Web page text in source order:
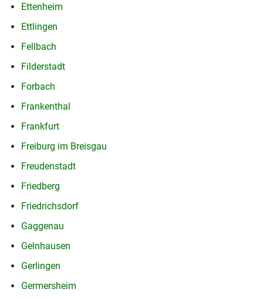
Ettenheim
Ettlingen
Fellbach
Filderstadt
Forbach
Frankenthal
Frankfurt
Freiburg im Breisgau
Freudenstadt
Friedberg
Friedrichsdorf
Gaggenau
Gelnhausen
Gerlingen
Germersheim